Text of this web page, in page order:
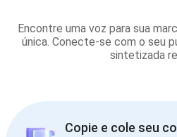
Encontre uma voz para sua
única. Conecte-se com o seu
sintetizada
Copie e cole seu